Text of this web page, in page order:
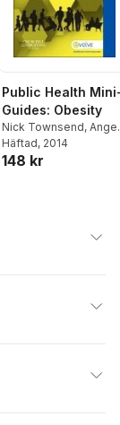
röster:
Public Health
Guides: Obesity
Nick Townsend,
Scriven
Häftad, 2014
148 kr